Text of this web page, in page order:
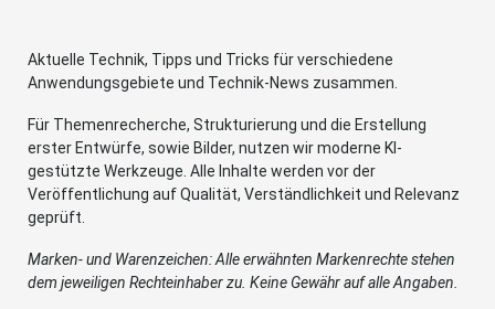
Aktuelle Technik, Tipps und Tricks für verschiedene
Anwendungsgebiete und Technik-News zusammen.
Für Themenrecherche, Strukturierung und die Erstellung
erster Entwürfe, sowie Bilder, nutzen wir moderne KI-
gestützte Werkzeuge. Alle Inhalte werden vor der
Veröffentlichung auf Qualität, Verständlichkeit und Relevanz
geprüft.
Marken- und Warenzeichen: Alle erwähnten Markenrechte stehen
dem jeweiligen Rechteinhaber zu. Keine Gewähr auf alle Angaben.